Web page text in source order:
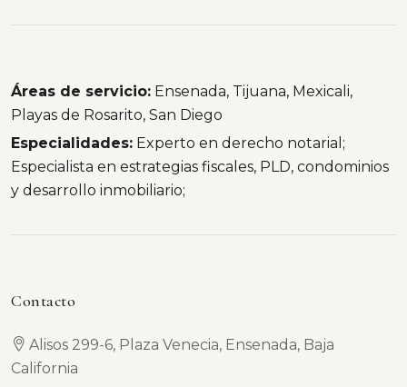
Áreas de servicio: Ensenada, Tijuana, Mexicali,
Playas de Rosarito, San Diego
Especialidades: Experto en derecho notarial;
Especialista en estrategias fiscales, PLD, condominios
y desarrollo inmobiliario;
Contacto
Alisos 299-6, Plaza Venecia, Ensenada, Baja
California